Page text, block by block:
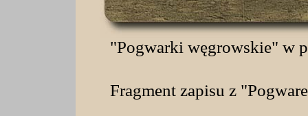
"Pogwarki węgrowskie" w
Fragment zapisu z